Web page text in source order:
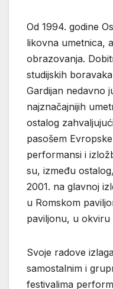
Od 1994. godine
likovna umetnica,
obrazovanja.
studijskih
Gardijan nedavno
najznačajnijih
ostalog
pasošem
performansi i
su, između
2001. na glavnoj
u Romskom
paviljonu, u
Svoje radove
samostalnim i
festivalima